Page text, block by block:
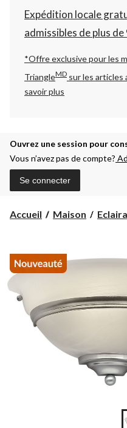
Expédition locale
admissibles de plus de
*Offre exclusive pour les
TriangleMD sur les articles
savoir plus
Ouvrez une session pour
Vous n’avez pas de compte?
Se connecter
Accueil Maison